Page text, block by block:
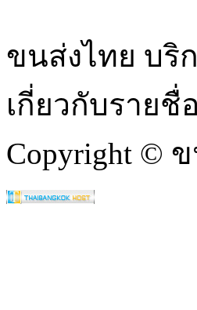
ขนส่งไทย บริ
เกี่ยวกับราย
Copyright © ข